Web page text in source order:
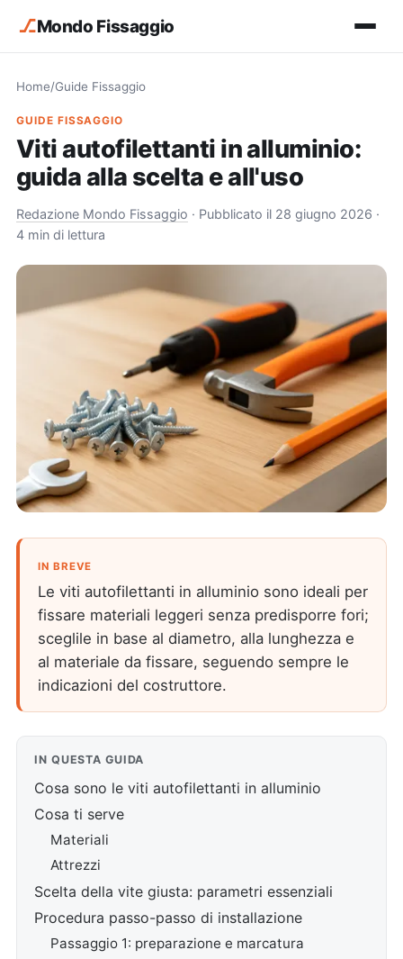
⎇Mondo Fissaggio
Home/Guide Fissaggio
GUIDE FISSAGGIO
Viti autofilettanti in alluminio:
guida alla scelta e all'uso
Redazione Mondo Fissaggio · Pubblicato il 28 giugno 2026 ·
4 min di lettura
IN BREVE
Le viti autofilettanti in alluminio sono ideali per
fissare materiali leggeri senza predisporre fori;
sceglile in base al diametro, alla lunghezza e
al materiale da fissare, seguendo sempre le
indicazioni del costruttore.
IN QUESTA GUIDA
Cosa sono le viti autofilettanti in alluminio
Cosa ti serve
Materiali
Attrezzi
Scelta della vite giusta: parametri essenziali
Procedura passo-passo di installazione
Passaggio 1: preparazione e marcatura